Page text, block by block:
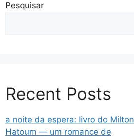
Pesquisar
Recent Posts
a noite da espera: livro do Milton
Hatoum — um romance de